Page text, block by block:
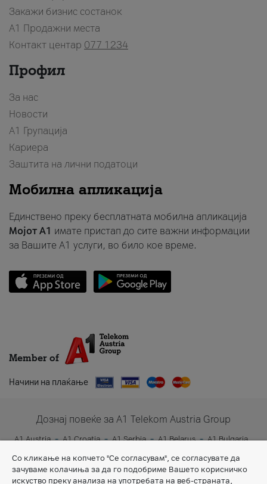
Закажи бизнис состанок
A1 Продажни места
Контакт центар 077 1234
Профил
За нас
Новости
А1 Групација
Кариера
Заштита на лични податоци
Мобилна апликација
Единствено преку бесплатната мобилна апликација
Мојот A1 имате пристап до сите важни информации
за Вашите A1 услуги, во било кое време.
Member of
Начини на плаќање
Дознај повеќе за A1 Telekom Austria Group
A1 Austria A1 Croatia A1 Serbia A1 Belarus
A1 Bulgaria
Со кликање на копчето "Се согласувам", се согласувате да
зачуваме колачиња за да го подобриме Вашето корисничко
искуство преку анализа на употребата на веб-страната,